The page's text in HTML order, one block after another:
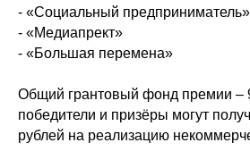
- «Социальный предприниматель»
- «Медиапрект»
- «Большая перемена»
Общий грантовый фонд премии –
победители и призёры могут
рублей на реализацию